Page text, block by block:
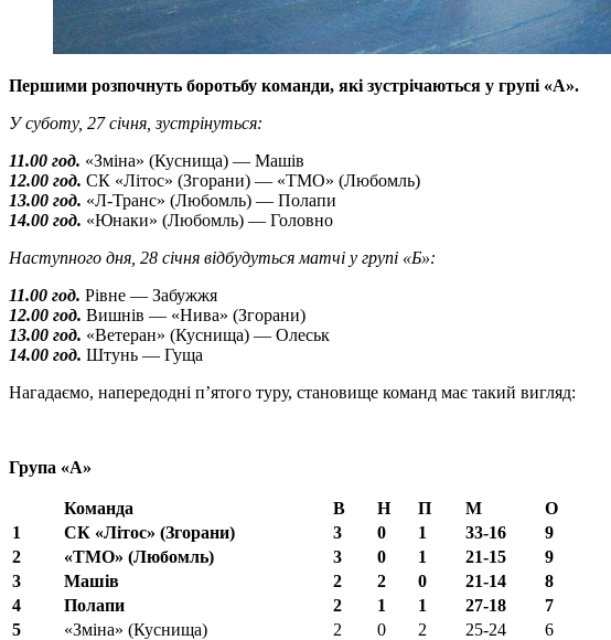
Першими розпочнуть боротьбу команди, які зустрічаються у групі «А».
У суботу, 27 січня, зустрінуться:
11.00 год. «Зміна» (Куснища) — Машів
12.00 год. СК «Літос» (Згорани) — «ТМО» (Любомль)
13.00 год. «Л-Транс» (Любомль) — Полапи
14.00 год. «Юнаки» (Любомль) — Головно
Наступного дня, 28 січня відбудуться матчі у групі «Б»:
11.00 год. Рівне — Забужжя
12.00 год. Вишнів — «Нива» (Згорани)
13.00 год. «Ветеран» (Куснища) — Олеськ
14.00 год. Штунь — Гуща
Нагадаємо, напередодні п’ятого туру, становище команд має такий вигляд:
Група «А»
Команда В Н П М
О
1
СК «Літос» (Згорани) 3 0 1 33-16
9
2
«ТМО» (Любомль) 3 0 1 21-15
9
3
Машів 2 2 0 21-14
8
4
Полапи 2 1 1 27-18
7
5
«Зміна» (Куснища) 2 0 2 25-24
6